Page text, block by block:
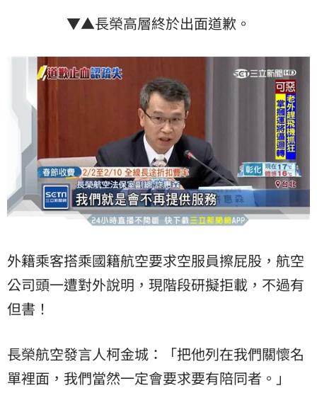
▼▲長榮高層終於出面道歉。
外籍乘客搭乘國籍航空要求空服員擦屁股，航空
公司頭一遭對外說明，現階段研擬拒載，不過有
但書！
長榮航空發言人柯金城：「把他列在我們關懷名
單裡面，我們當然一定會要求要有陪同者。」